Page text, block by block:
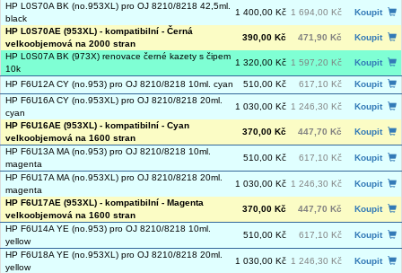
HP L0S70A BK (no.953XL) pro OJ 8210/8218 42,5ml.
black
1 400,00 Kč 1 694,00 Kč
Koupit
HP L0S70AE (953XL) - kompatibilní - Černá
velkoobjemová na 2000 stran
390,00 Kč 471,90 Kč
Koupit
HP L0S07A BK (973X) renovace černé kazety s čipem
10k
1 320,00 Kč 1 597,20 Kč Koupit
HP F6U12A CY (no.953) pro OJ 8210/8218 10ml. cyan 510,00 Kč 617,10 Kč
Koupit
HP F6U16A CY (no.953XL) pro OJ 8210/8218 20ml.
cyan
1 030,00 Kč 1 246,30 Kč
Koupit
HP F6U16AE (953XL) - kompatibilní - Cyan
velkoobjemová na 1600 stran
370,00 Kč 447,70 Kč
Koupit
HP F6U13A MA (no.953) pro OJ 8210/8218 10ml.
magenta
510,00 Kč 617,10 Kč
Koupit
HP F6U17A MA (no.953XL) pro OJ 8210/8218 20ml.
magenta
1 030,00 Kč 1 246,30 Kč
Koupit
HP F6U17AE (953XL) - kompatibilní - Magenta
velkoobjemová na 1600 stran
370,00 Kč 447,70 Kč
Koupit
HP F6U14A YE (no.953) pro OJ 8210/8218 10ml.
yellow
510,00 Kč 617,10 Kč
Koupit
HP F6U18A YE (no.953XL) pro OJ 8210/8218 20ml.
yellow
1 030,00 Kč 1 246,30 Kč
Koupit